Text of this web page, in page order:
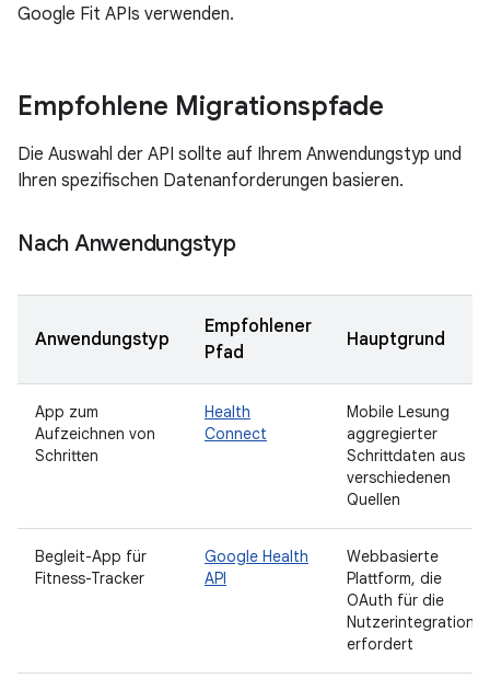
Google Fit APIs verwenden.
Empfohlene Migrationspfade
Die Auswahl der API sollte auf Ihrem Anwendungstyp und
Ihren spezifischen Datenanforderungen basieren.
Nach Anwendungstyp
Anwendungstyp
Empfohlener
Pfad
Hauptgrund
App zum
Aufzeichnen von
Schritten
Health
Connect
Mobile Lesung
aggregierter
Schrittdaten aus
verschiedenen
Quellen
Begleit-App für
Fitness-Tracker
Google Health
API
Webbasierte
Plattform, die
OAuth für die
Nutzerintegration
erfordert